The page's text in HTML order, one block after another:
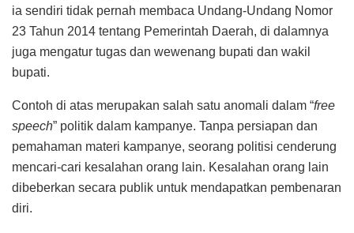
ia sendiri tidak pernah membaca Undang-Undang Nomor
23 Tahun 2014 tentang Pemerintah Daerah, di dalamnya
juga mengatur tugas dan wewenang bupati dan wakil
bupati.
Contoh di atas merupakan salah satu anomali dalam “free
speech” politik dalam kampanye. Tanpa persiapan dan
pemahaman materi kampanye, seorang politisi cenderung
mencari-cari kesalahan orang lain. Kesalahan orang lain
dibeberkan secara publik untuk mendapatkan pembenaran
diri.